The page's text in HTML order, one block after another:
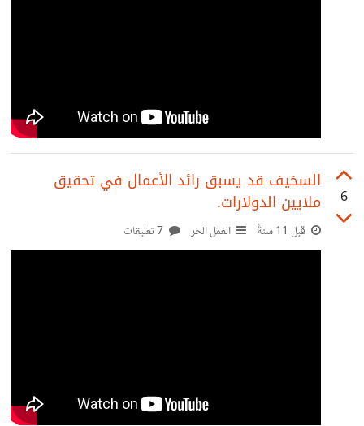
6
السخيف قد يسبق رائد الأعمال في تحقيق
ملايين الدولارات.
قبل 11 سنةً العمل الحر